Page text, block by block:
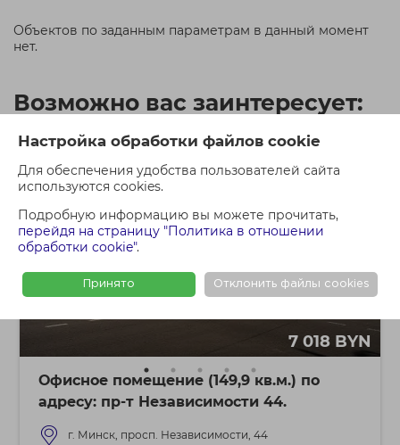
Настройка обработки файлов cookie
Для обеспечения удобства пользователей сайта
используются cookies.
Подробную информацию вы можете прочитать,
перейдя на страницу "Политика в отношении
обработки cookie".
Принято Отклонить файлы cookies
Объектов по заданным параметрам в данный момент
нет.
Возможно вас заинтересует:
7 018 BYN
Офисное помещение (149,9 кв.м.) по
адресу: пр-т Независимости 44.
г. Минск, просп. Независимости, 44